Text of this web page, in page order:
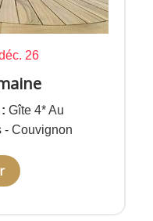
26
Gîte 4* Au
- Couvignon